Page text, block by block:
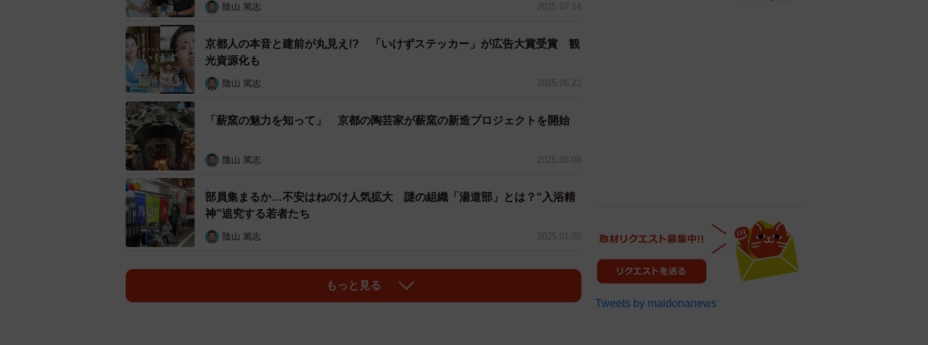
陰山 篤志 2025.07.14
京都人の本音と建前が丸見え!? 「いけずステッカー」が広告大賞受賞 観
光資源化も
陰山 篤志 2025.06.22
「薪窯の魅力を知って」 京都の陶芸家が薪窯の新造プロジェクトを開始
陰山 篤志 2025.06.08
部員集まるか…不安はねのけ人気拡大 謎の組織「湯道部」とは？“入浴精
神”追究する若者たち
陰山 篤志 2025.01.05
もっと見る
Tweets by maidonanews